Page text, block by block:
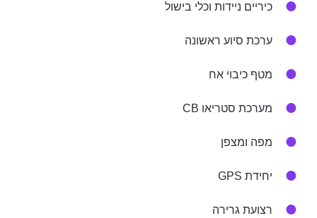
כיריים ניידות וכלי בישול
ערכת סיוע ראשונה
מטף כיבוי אח
מערכת סטריאו CB
מפה ומצפן
יחידת GPS
רצועת גרירה